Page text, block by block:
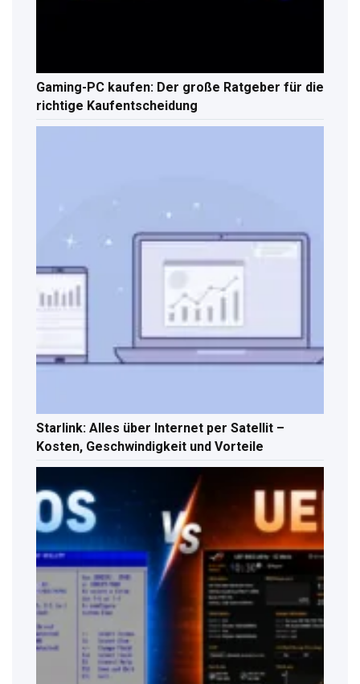
Gaming-PC kaufen: Der große Ratgeber für die
richtige Kaufentscheidung
Starlink: Alles über Internet per Satellit –
Kosten, Geschwindigkeit und Vorteile